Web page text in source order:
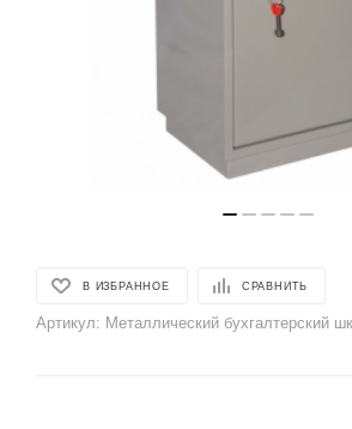
В ИЗБРАННОЕ СРАВНИТЬ
Артикул: Металлический бухгалтерский